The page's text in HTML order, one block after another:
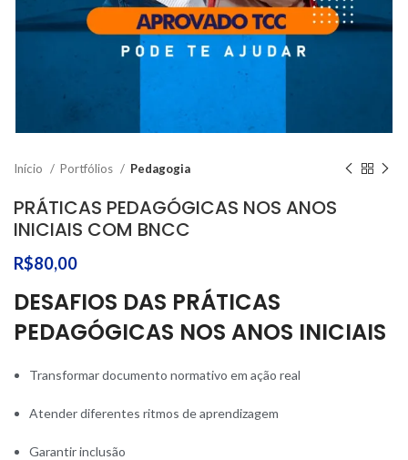
Início Portfólios Pedagogia
PRÁTICAS PEDAGÓGICAS NOS ANOS
INICIAIS COM BNCC
R$80,00
DESAFIOS DAS PRÁTICAS
PEDAGÓGICAS NOS ANOS INICIAIS
Transformar documento normativo em ação real
Atender diferentes ritmos de aprendizagem
Garantir inclusão